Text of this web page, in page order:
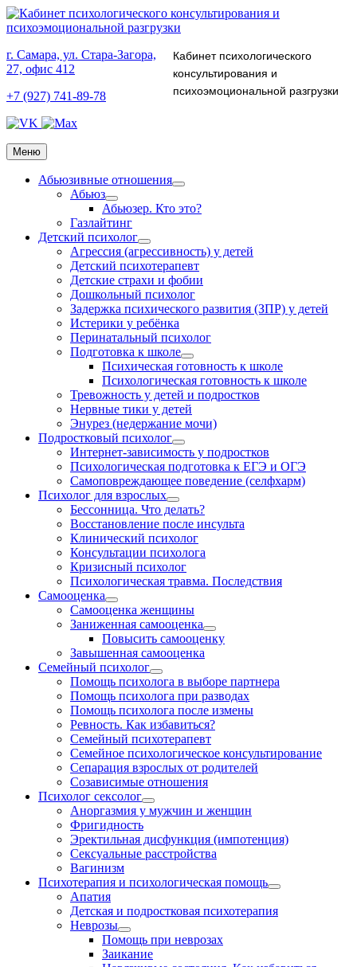
Кабинет психологического
консультирования и
психоэмоциональной разгрузки
г. Самара, ул. Стара-Загора,
27, офис 412
+7 (927) 741-89-78
Меню
Абьюзивные отношения
Абьюз
Абьюзер. Кто это?
Газлайтинг
Детский психолог
Агрессия (агрессивность) у детей
Детский психотерапевт
Детские страхи и фобии
Дошкольный психолог
Задержка психического развития (ЗПР) у детей
Истерики у ребёнка
Перинатальный психолог
Подготовка к школе
Психическая готовность к школе
Психологическая готовность к школе
Тревожность у детей и подростков
Нервные тики у детей
Энурез (недержание мочи)
Подростковый психолог
Интернет-зависимость у подростков
Психологическая подготовка к ЕГЭ и ОГЭ
Самоповреждающее поведение (селфхарм)
Психолог для взрослых
Бессонница. Что делать?
Восстановление после инсульта
Клинический психолог
Консультации психолога
Кризисный психолог
Психологическая травма. Последствия
Самооценка
Самооценка женщины
Заниженная самооценка
Повысить самооценку
Завышенная самооценка
Семейный психолог
Помощь психолога в выборе партнера
Помощь психолога при разводах
Помощь психолога после измены
Ревность. Как избавиться?
Семейный психотерапевт
Семейное психологическое консультирование
Сепарация взрослых от родителей
Созависимые отношения
Психолог сексолог
Аноргазмия у мужчин и женщин
Фригидность
Эректильная дисфункция (импотенция)
Сексуальные расстройства
Вагинизм
Психотерапия и психологическая помощь
Апатия
Детская и подростковая психотерапия
Неврозы
Помощь при неврозах
Заикание